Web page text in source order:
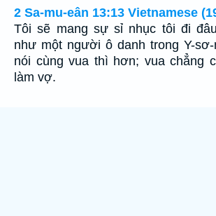
2 Sa-mu-eân 13:13 Vietnamese
Tôi sẽ mang sự sỉ nhục tôi đi
như một người ô danh trong Y-sơ-
nói cùng vua thì hơn; vua chẳng
làm vợ.